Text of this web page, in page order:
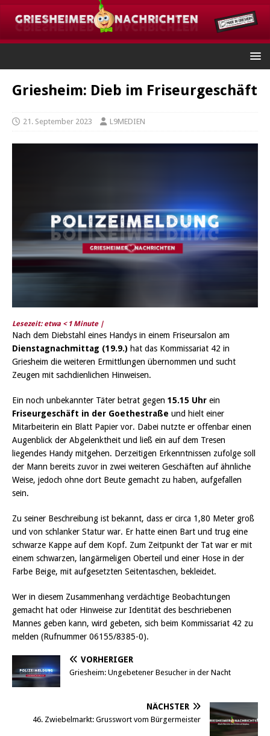
Griesheim: Dieb im Friseurgeschäft
21. September 2023 L9MEDIEN
Lesezeit: etwa < 1 Minute |
Nach dem Diebstahl eines Handys in einem Friseursalon am
Dienstagnachmittag (19.9.) hat das Kommissariat 42 in
Griesheim die weiteren Ermittlungen übernommen und sucht
Zeugen mit sachdienlichen Hinweisen.
Ein noch unbekannter Täter betrat gegen 15.15 Uhr ein
Friseurgeschäft in der Goethestraße und hielt einer
Mitarbeiterin ein Blatt Papier vor. Dabei nutzte er offenbar einen
Augenblick der Abgelenktheit und ließ ein auf dem Tresen
liegendes Handy mitgehen. Derzeitigen Erkenntnissen zufolge soll
der Mann bereits zuvor in zwei weiteren Geschäften auf ähnliche
Weise, jedoch ohne dort Beute gemacht zu haben, aufgefallen
sein.
Zu seiner Beschreibung ist bekannt, dass er circa 1,80 Meter groß
und von schlanker Statur war. Er hatte einen Bart und trug eine
schwarze Kappe auf dem Kopf. Zum Zeitpunkt der Tat war er mit
einem schwarzen, langärmeligen Oberteil und einer Hose in der
Farbe Beige, mit aufgesetzten Seitentaschen, bekleidet.
Wer in diesem Zusammenhang verdächtige Beobachtungen
gemacht hat oder Hinweise zur Identität des beschriebenen
Mannes geben kann, wird gebeten, sich beim Kommissariat 42 zu
melden (Rufnummer 06155/8385-0).
VORHERIGER
Griesheim: Ungebetener Besucher in der Nacht
NÄCHSTER
46. Zwiebelmarkt: Grusswort vom Bürgermeister